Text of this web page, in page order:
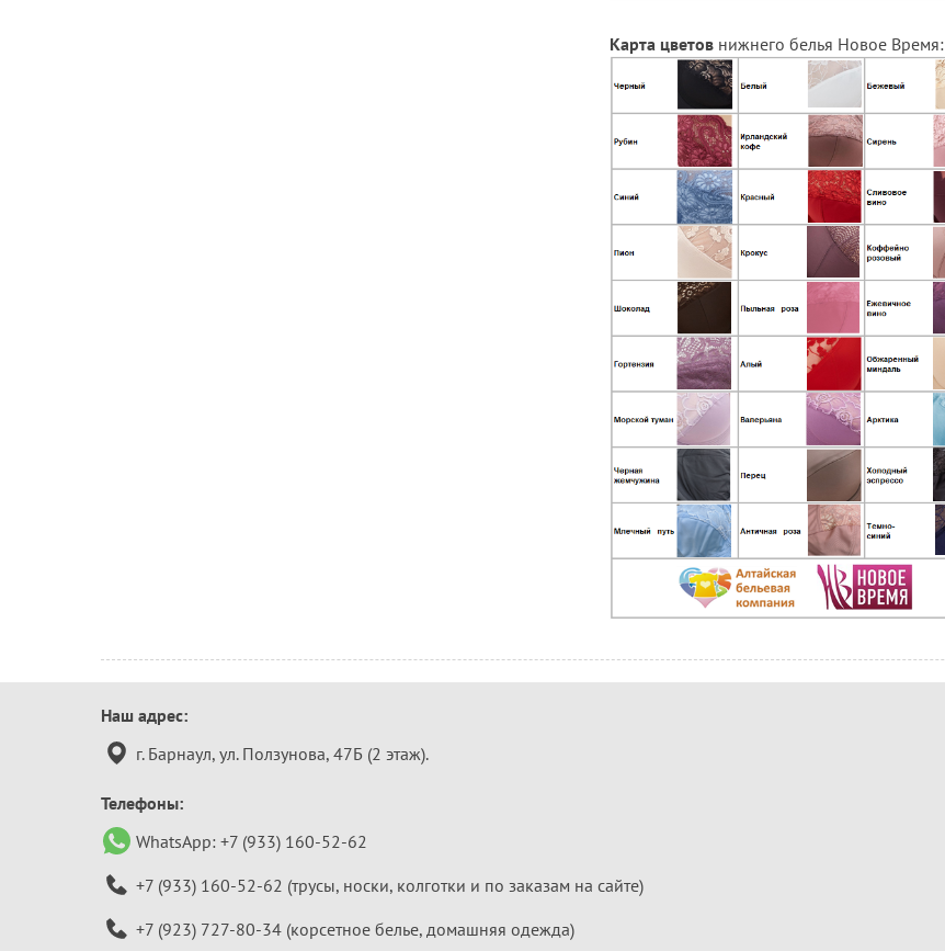
Карта цветов нижнего белья Новое Время:
Контактная
информация
Наш адрес:
г. Барнаул, ул. Ползунова, 47Б (2 этаж).
Телефоны:
WhatsApp: +7 (933) 160-52-62
+7 (933) 160-52-62 (трусы, носки, колготки и по заказам на сайте)
+7 (923) 727-80-34 (корсетное белье, домашняя одежда)